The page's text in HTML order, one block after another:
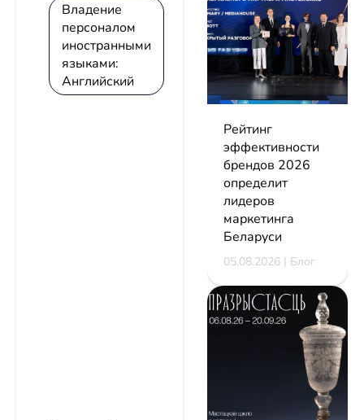
Владение
персоналом
иностранными
языками:
Английский
Рейтинг
эффективности
брендов 2026
определит
лидеров
маркетинга
Беларуси
05.08.2026 | Блог